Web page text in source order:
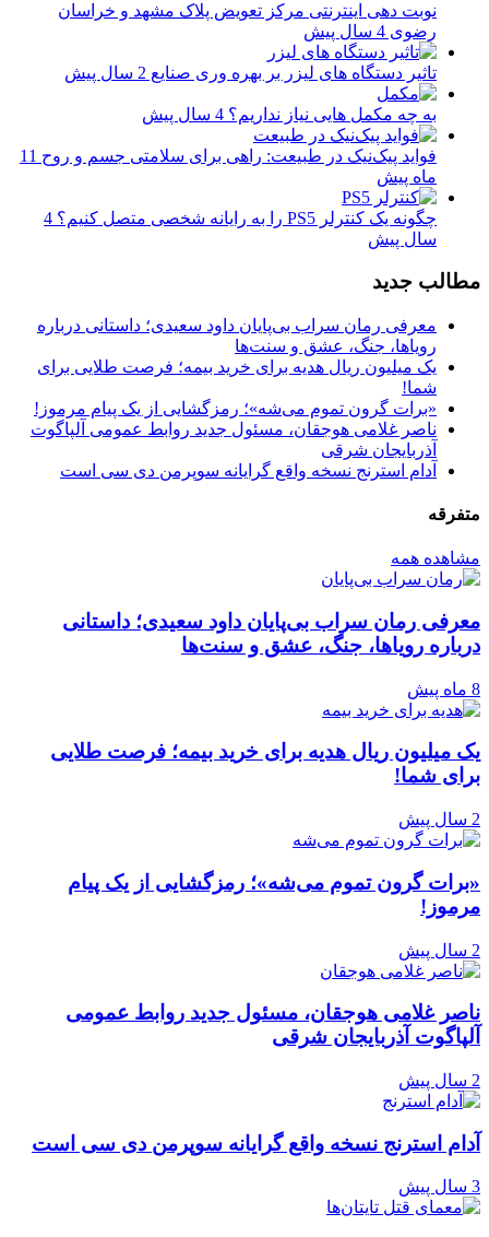
نوبت دهی اینترنتی مرکز تعویض پلاک مشهد و خراسان
رضوی 4 سال پیش
تاثیر دستگاه های لیزر بر بهره وری صنایع 2 سال پیش
به چه مکمل هایی نیاز نداریم؟ 4 سال پیش
فواید پیک‌نیک در طبیعت: راهی برای سلامتی جسم و روح 11
ماه پیش
چگونه یک کنترلر PS5 را به رایانه شخصی متصل کنیم؟
4
سال پیش
مطالب جدید
معرفی رمان سراب بی‌پایان داود سعیدی؛ داستانی درباره
رویاها، جنگ، عشق و سنت‌ها
یک میلیون ریال هدیه برای خرید بیمه؛ فرصت طلایی برای
شما!
«برات گرون تموم می‌شه»؛ رمزگشایی از یک پیام مرموز!
ناصر غلامی هوجقان، مسئول جدید روابط عمومی آلپاگوت
آذربایجان شرقی
آدام استرنج نسخه واقع گرایانه سوپرمن دی سی است
متفرقه
مشاهده همه
معرفی رمان سراب بی‌پایان داود سعیدی؛ داستانی
درباره رویاها، جنگ، عشق و سنت‌ها
8 ماه پیش
یک میلیون ریال هدیه برای خرید بیمه؛ فرصت طلایی
برای شما!
2 سال پیش
«برات گرون تموم می‌شه»؛ رمزگشایی از یک پیام
مرموز!
2 سال پیش
ناصر غلامی هوجقان، مسئول جدید روابط عمومی
آلپاگوت آذربایجان شرقی
2 سال پیش
آدام استرنج نسخه واقع گرایانه سوپرمن دی سی است
3 سال پیش